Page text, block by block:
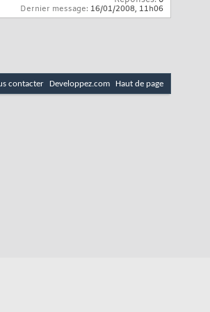
Dernier message: 16/01/2008, 11h06
contacter Developpez.com Haut de page